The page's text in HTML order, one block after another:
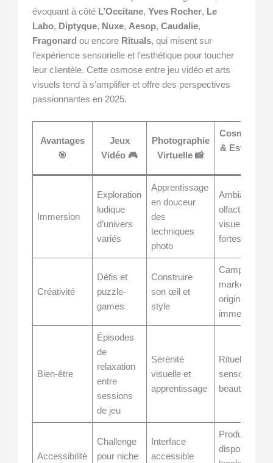
évoquant à côté L’Occitane,Yves Rocher, Le
Labo, Diptyque, Nuxe,Aesop,Caudalie,
Fragonard ou encore Rituals, qui misent sur
l’expérience sensorielle et l’esthétique pour toucher
leur clientèle. Cette osmose entre jeu vidéo et arts
visuels tend à s’amplifier et offre des perspectives
passionnantes en 2025.
Avantages
🎯
Jeux
Vidéo 🎮
Photographie
Virtuelle 📸
&
Immersion
Exploration
ludique
d’univers
variés
Apprentissage
en douceur
des
techniques
photo
Ambiances
olfactives et
visuelles
fortes
Créativité
Défis et
puzzle-
games
Construire
son œil et
style
Campagnes
marketing
originales et
immersives
Bien-être
Épisodes
de
relaxation
entre
sessions
de jeu
Sérénité
visuelle et
apprentissage
Rituels
sensoriels et
beauté
Accessibilité
Challenge
pour niche
Interface
accessible
Produits
disponibles